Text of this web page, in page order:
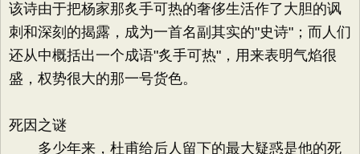
该诗由于把杨家那炙手可热的奢侈生活作了大胆的讽
刺和深刻的揭露，成为一首名副其实的"史诗"；而人们
还从中概括出一个成语"炙手可热"，用来表明气焰很
盛，权势很大的那一号货色。
死因之谜
多少年来，杜甫给后人留下的最大疑惑是他的死